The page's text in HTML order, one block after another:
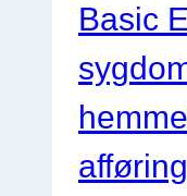
Basic